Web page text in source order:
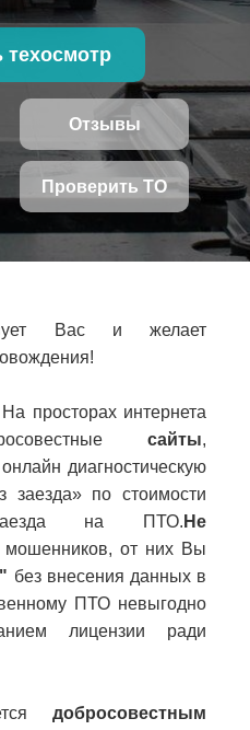
Отзывы
Проверить ТО
Вас и желает
На просторах интернета
сайты,
диагностическую
заезда» по стоимости
заезда на ПТО. Не
мошенников, от них Вы
без внесения данных в
ПТО невыгодно
лицензии ради
добросовестным